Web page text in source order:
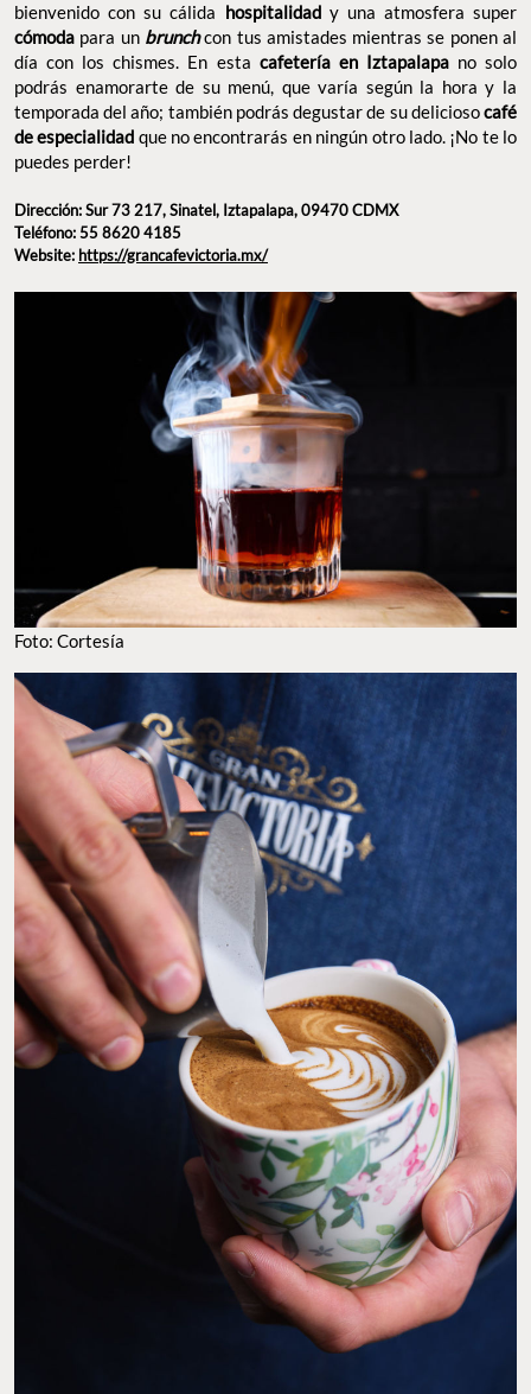
bienvenido con su cálida hospitalidady una atmosfera super
cómoda para un brunchcon tus amistades mientras se ponen al
día con los chismes. En esta cafetería en Iztapalapa no solo
podrás enamorarte de su menú, que varía según la hora y la
temporada del año; también podrás degustar de su deliciosocafé
de especialidad que no encontrarás en ningún otro lado. ¡No te lo
puedes perder!
Dirección: Sur 73 217, Sinatel, Iztapalapa, 09470 CDMX
Teléfono: 55 8620 4185
Website: https://grancafevictoria.mx/
Foto: Cortesía